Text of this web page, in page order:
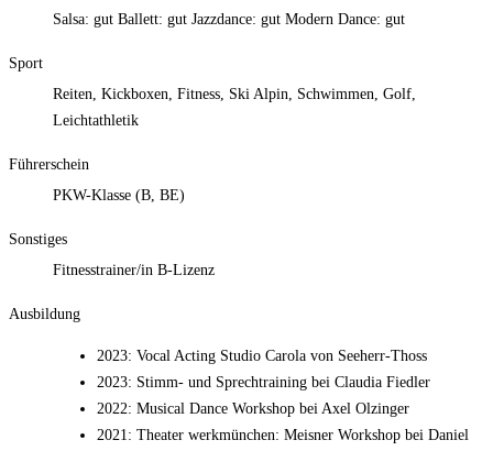
Salsa: gut Ballett: gut Jazzdance: gut Modern Dance: gut
Sport
Reiten, Kickboxen, Fitness, Ski Alpin, Schwimmen, Golf,
Leichtathletik
Führerschein
PKW-Klasse (B, BE)
Sonstiges
Fitnesstrainer/in B-Lizenz
Ausbildung
2023: Vocal Acting Studio Carola von Seeherr-Thoss
2023: Stimm- und Sprechtraining bei Claudia Fiedler
2022: Musical Dance Workshop bei Axel Olzinger
2021 : Theater werkmünchen: Meisner Workshop bei Daniel